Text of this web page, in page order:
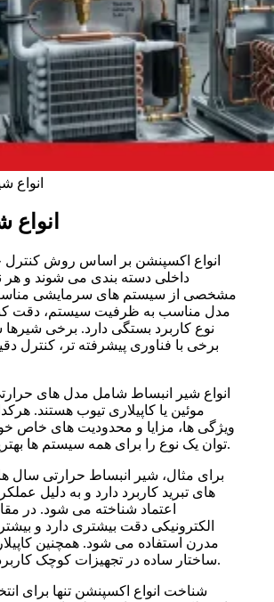
انواع
انواع اکسپنشن بر اساس روش
داخلی دسته بندی می شوند و هر
مشخصی از سیستم های سرمایشی
مدل مناسب به ظرفیت سیستم، دقت
نوع کاربرد بستگی دارد. برخی شیرها
برخی با فناوری پیشرفته تر، کنترل
انواع شیر انبساط شامل مدل های
موئین یا کاپیلاری تیوب هستند.
ویژگی ها، مزایا و محدودیت های خاص
توان یک نوع را برای همه سیستم ها بهترین گزینه دانست.
برای مثال، شیر انبساط حرارتی
های تبرید کاربرد دارد و به دلیل
اعتماد شناخته می شود. در
الکترونیکی دقت بیشتری دارد و
مدرن استفاده می شود. همچنین
ساختار ساده در تجهیزات کوچک کاربرد پیدا کرده است.
شناخت انواع اکسپنشن تنها برای